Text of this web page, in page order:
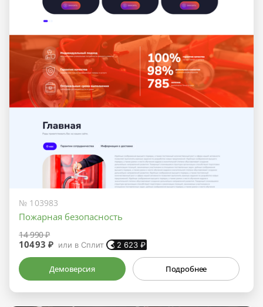
№ 103983
Пожарная безопасность
14 990 ₽
10493 ₽ или в Сплит 2 623 ₽
Демоверсия Подробнее